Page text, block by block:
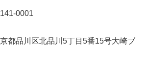
0001
品川5丁目5番15号大崎ブ